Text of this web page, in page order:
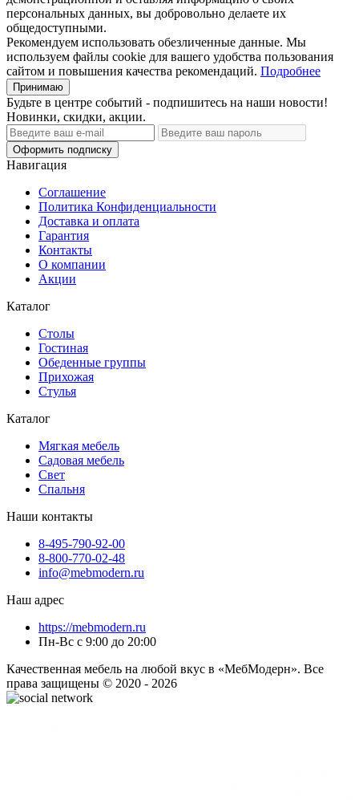
персональных данных, вы добровольно делаете их
общедоступными.
Рекомендуем использовать обезличенные данные. Мы
используем файлы cookie для вашего удобства пользования
сайтом и повышения качества рекомендаций. Подробнее
Принимаю
Будьте в центре событий - подпишитесь на наши новости!
Новинки, скидки, акции.
Оформить подписку
Навигация
Соглашение
Политика Конфиденциальности
Доставка и оплата
Гарантия
Контакты
О компании
Акции
Каталог
Cтолы
Гостиная
Обеденные группы
Прихожая
Стулья
Каталог
Мягкая мебель
Садовая мебель
Свет
Спальня
Наши контакты
8-495-790-92-00
8-800-770-02-48
info@mebmodern.ru
Наш адрес
https://mebmodern.ru
Пн-Вс с 9:00 до 20:00
Качественная мебель на любой вкус в «МебМодерн». Все
права защищены © 2020 - 2026